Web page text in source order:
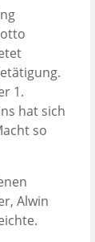
1.
hat sich
so
Alwin